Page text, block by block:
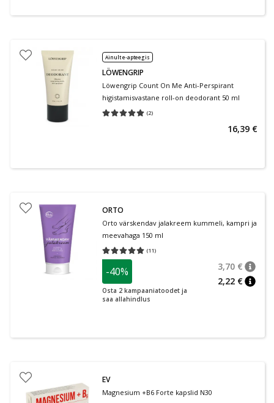
Ainult e-apteegis
LÖWENGRIP
Löwengrip Count On Me Anti-Perspirant
higistamisvastane roll-on deodorant 50 ml
(2)
Keskmine hinnang 5.00
16,39 €
ORTO
Orto värskendav jalakreem kummeli, kampri ja
meevahaga 150 ml
(11)
Keskmine hinnang 5.00
-40%
Osta 2 kampaaniatoodet ja
saa allahindlus
3,70 €
2,22 €
EV
Magnesium +B6 Forte kapslid N30